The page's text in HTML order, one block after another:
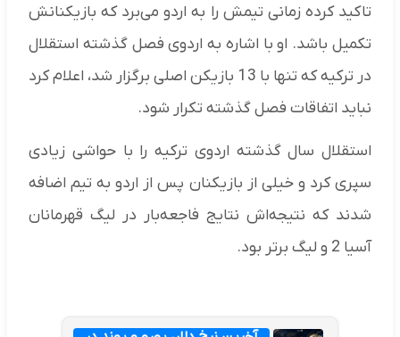
تاکید کرده زمانی تیمش را به اردو می‌برد که بازیکنانش
تکمیل باشد. او با اشاره به اردوی فصل گذشته استقلال
در ترکیه که تنها با 13 بازیکن اصلی برگزار شد، اعلام کرد
نباید اتفاقات فصل گذشته تکرار شود.
استقلال سال گذشته اردوی ترکیه را با حواشی زیادی
سپری کرد و خیلی از بازیکنان پس از اردو به تیم اضافه
شدند که نتیجه‌اش نتایج فاجعه‌بار در لیگ قهرمانان
آسیا 2 و لیگ برتر بود.